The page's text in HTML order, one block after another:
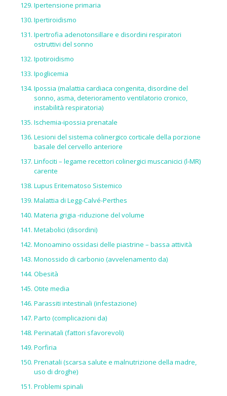
Ipertensione primaria
Ipertiroidismo
Ipertrofia adenotonsillare e disordini respiratori
ostruttivi del sonno
Ipotiroidismo
Ipoglicemia
Ipossia (malattia cardiaca congenita, disordine del
sonno, asma, deterioramento ventilatorio cronico,
instabilità respiratoria)
Ischemia-ipossia prenatale
Lesioni del sistema colinergico corticale della porzione
basale del cervello anteriore
Linfociti – legame recettori colinergici muscanicici (l-MR)
carente
Lupus Eritematoso Sistemico
Malattia di Legg-Calvé-Perthes
Materia grigia -riduzione del volume
Metabolici (disordini)
Monoamino ossidasi delle piastrine – bassa attività
Monossido di carbonio (avvelenamento da)
Obesità
Otite media
Parassiti intestinali (infestazione)
Parto (complicazioni da)
Perinatali (fattori sfavorevoli)
Porfiria
Prenatali (scarsa salute e malnutrizione della madre,
uso di droghe)
Problemi spinali